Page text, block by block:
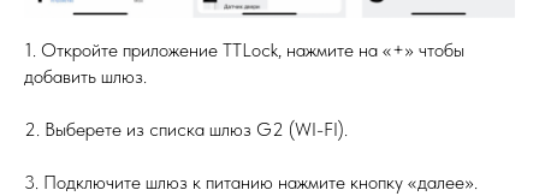
1. Откройте приложение TTLock, нажмите на «+» чтобы
добавить шлюз.
2. Выберете из списка шлюз G2 (WI-FI).
3. Подключите шлюз к питанию нажмите кнопку «далее».